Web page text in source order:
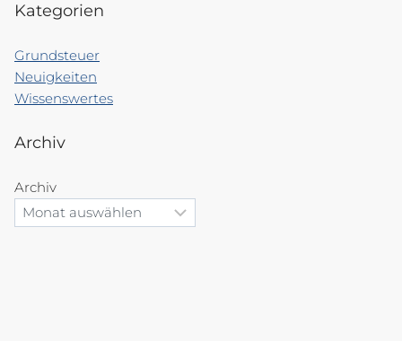
Kategorien
Grundsteuer
Neuigkeiten
Wissenswertes
Archiv
Archiv